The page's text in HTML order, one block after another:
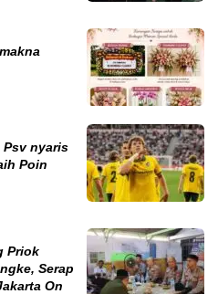
Psv nyaris
Poin
Priok
Serap
On